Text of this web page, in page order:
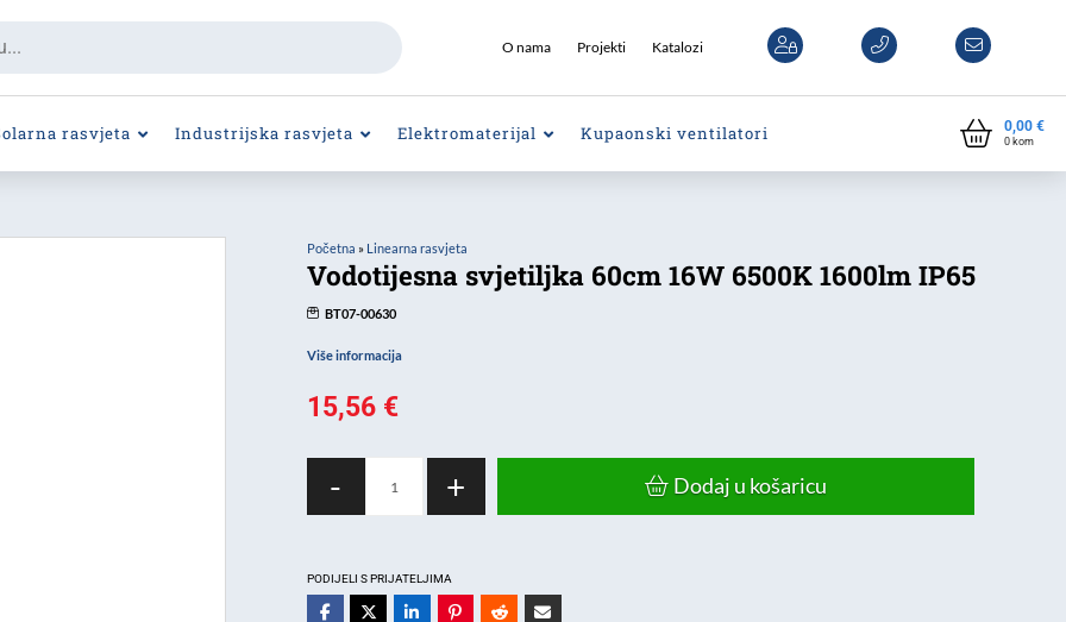
O nama Projekti Katalozi
rasvjeta Industrijska rasvjeta Elektromaterijal Kupaonski ventilatori 0,00 €
0kom
Početna » Linearna rasvjeta
Vodotijesna svjetiljka 60cm 16W 6500K 1600lm IP65
BT07-00630
Više informacija
15,56 €
-
svjetiljka
6500K
1600lm
+ Dodaj u košaricu
PODIJELI S PRIJATELJIMA